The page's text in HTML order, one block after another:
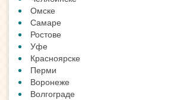
Омске
Самаре
Ростове
Уфе
Красноярске
Перми
Воронеже
Волгограде